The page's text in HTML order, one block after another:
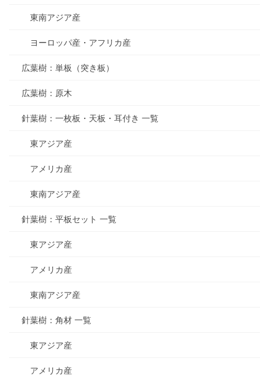
東南アジア産
ヨーロッパ産・アフリカ産
広葉樹：単板（突き板）
広葉樹：原木
針葉樹：一枚板・天板・耳付き 一覧
東アジア産
アメリカ産
東南アジア産
針葉樹：平板セット 一覧
東アジア産
アメリカ産
東南アジア産
針葉樹：角材 一覧
東アジア産
アメリカ産